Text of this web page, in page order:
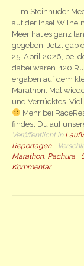
... im Steinhuder
auf der Insel
Meer hat es ganz
gegeben. Jetzt gab
25. April 2026, bei
dabei waren. 120
ergaben auf dem
Marathon. Mal
und Verrücktes.
Mehr bei
findest Du auf
Veröffentlicht in
Reportagen
Marathon, Pachura
Kommentar